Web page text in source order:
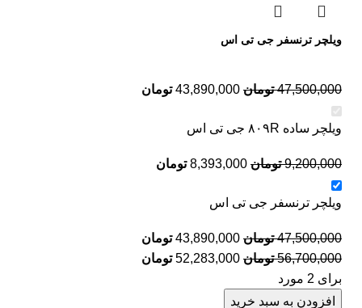
ویلچر ترنسفر جی تی اس
47,500,000 تومان 43,890,000 تومان
ویلچر ساده ۸۰۹R جی تی اس
9,200,000 تومان 8,393,000 تومان
ویلچر ترنسفر جی تی اس
47,500,000 تومان 43,890,000 تومان
56,700,000 تومان 52,283,000 تومان
برای 2 مورد
افزودن به سبد خرید